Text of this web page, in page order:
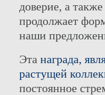
доверие, а
продолжает
наши
Эта награда,
растущей
постоянное